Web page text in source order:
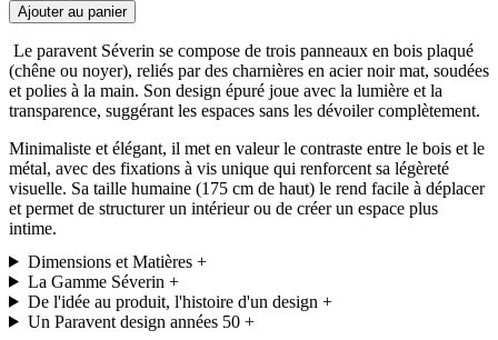
Ajouter au panier
Le paravent Séverin se compose de trois panneaux en bois plaqué
(chêne ou noyer), reliés par des charnières en acier noir mat, soudées
et polies à la main. Son design épuré joue avec la lumière et la
transparence, suggérant les espaces sans les dévoiler complètement.
Minimaliste et élégant, il met en valeur le contraste entre le bois et le
métal, avec des fixations à vis unique qui renforcent sa légèreté
visuelle. Sa taille humaine (175 cm de haut) le rend facile à déplacer
et permet de structurer un intérieur ou de créer un espace plus
intime.
Dimensions et Matières +
La Gamme Séverin +
De l'idée au produit, l'histoire d'un design +
Un Paravent design années 50 +